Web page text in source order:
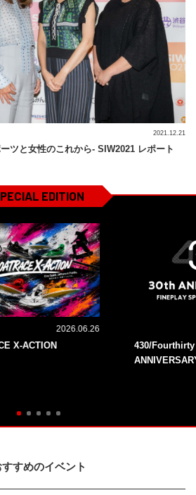
ツと女性のこれから- SIW2021 レポート
2021.12.21
EDITION
2026.06.26
X-ACTION
430/
すすめのイベント